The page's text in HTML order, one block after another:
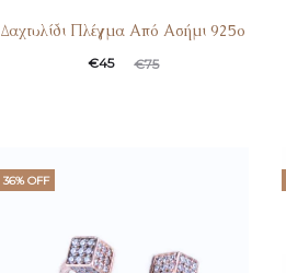
Δαχτυλίδι Πλέγμα Από Ασήμι 925o
€75
€45
36% OFF